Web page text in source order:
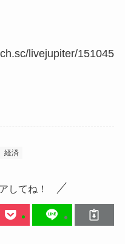
livejupiter/151045
経済
してね！